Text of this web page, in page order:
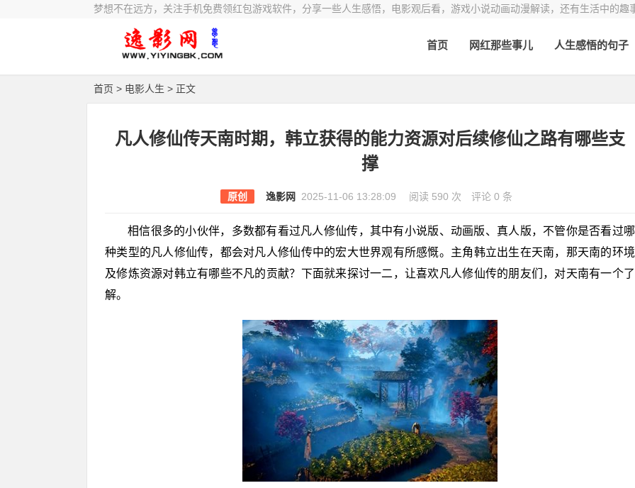
梦想不在远方，关注手机免费领红包游戏软件，分享一些人生感悟，电影观后看，游戏小说动画动漫解读，还有生活中的趣
首页 网红那些事儿 人生感悟的句子
首页 > 电影人生 > 正文
凡人修仙传天南时期，韩立获得的能力资源对后续修仙之路有哪些支
撑
原创 逸影网 2025-11-06 13:28:09 阅读 590 次 评论 0 条
相信很多的小伙伴，多数都有看过凡人修仙传，其中有小说版、动画版、真人版，不管你是否看过哪
种类型的凡人修仙传，都会对凡人修仙传中的宏大世界观有所感慨。主角韩立出生在天南，那天南的环境
及修炼资源对韩立有哪些不凡的贡献？下面就来探讨一二，让喜欢凡人修仙传的朋友们，对天南有一个了
解。